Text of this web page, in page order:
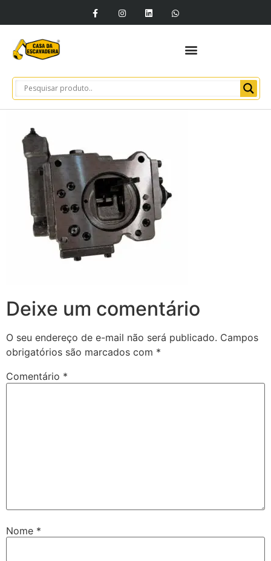
Deixe um comentário
O seu endereço de e-mail não será publicado. Campos
obrigatórios são marcados com *
Comentário *
Nome *